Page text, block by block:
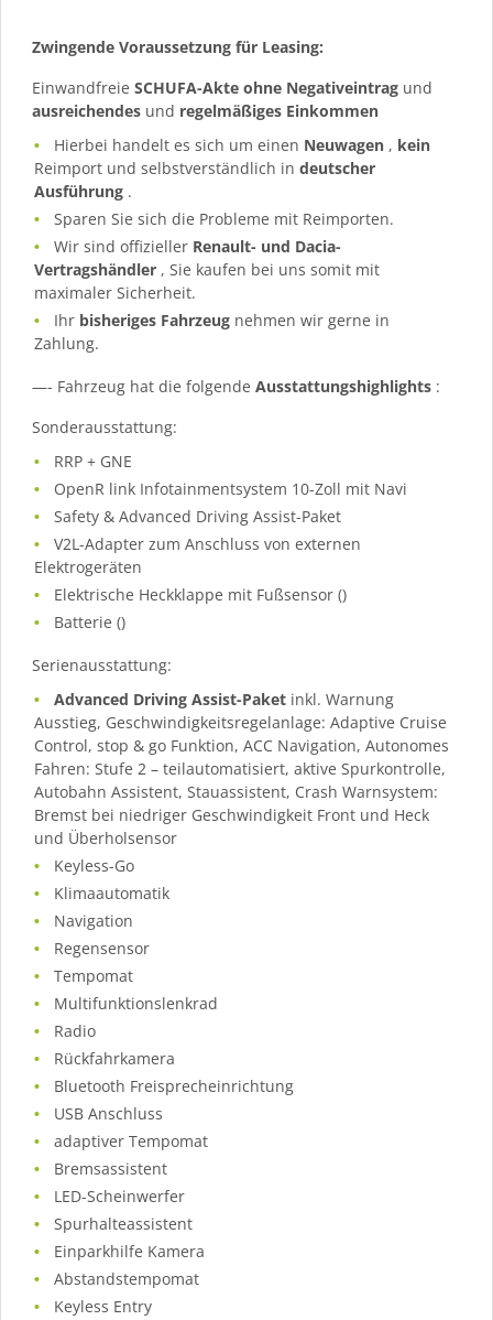
Zwingende Voraussetzung für Leasing:
Einwandfreie SCHUFA-Akte ohne Negativeintrag und
ausreichendes und regelmäßiges Einkommen
Hierbei handelt es sich um einen Neuwagen , kein
Reimport und selbstverständlich in deutscher
Ausführung .
Sparen Sie sich die Probleme mit Reimporten.
Wir sind offizieller Renault- und Dacia-
Vertragshändler , Sie kaufen bei uns somit mit
maximaler Sicherheit.
Ihr bisheriges Fahrzeug nehmen wir gerne in
Zahlung.
—- Fahrzeug hat die folgende Ausstattungshighlights :
Sonderausstattung:
RRP + GNE
OpenR link Infotainmentsystem 10-Zoll mit Navi
Safety & Advanced Driving Assist-Paket
V2L-Adapter zum Anschluss von externen
Elektrogeräten
Elektrische Heckklappe mit Fußsensor ()
Batterie ()
Serienausstattung:
Advanced Driving Assist-Paket inkl. Warnung
Ausstieg, Geschwindigkeitsregelanlage: Adaptive Cruise
Control, stop & go Funktion, ACC Navigation, Autonomes
Fahren: Stufe 2 – teilautomatisiert, aktive Spurkontrolle,
Autobahn Assistent, Stauassistent, Crash Warnsystem:
Bremst bei niedriger Geschwindigkeit Front und Heck
und Überholsensor
Keyless-Go
Klimaautomatik
Navigation
Regensensor
Tempomat
Multifunktionslenkrad
Radio
Rückfahrkamera
Bluetooth Freisprecheinrichtung
USB Anschluss
adaptiver Tempomat
Bremsassistent
LED-Scheinwerfer
Spurhalteassistent
Einparkhilfe Kamera
Abstandstempomat
Keyless Entry